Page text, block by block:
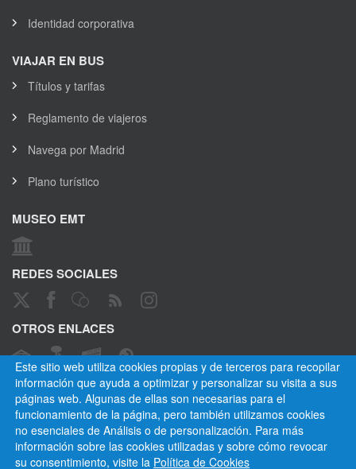
Este sitio web utiliza cookies propias y de terceros para recopilar
información que ayuda a optimizar y personalizar su visita a sus
páginas web. Algunas de ellas son necesarias para el
funcionamiento de la página, pero también utilizamos cookies
no esenciales de Análisis o de personalización. Para más
información sobre las cookies utilizadas y sobre cómo revocar
su consentimiento, visite la Política de Cookies
Identidad corporativa
VIAJAR EN BUS
Títulos y tarifas
Reglamento de viajeros
Navega por Madrid
Plano turístico
MUSEO EMT
REDES SOCIALES
OTROS ENLACES
CANAL ÉTICO